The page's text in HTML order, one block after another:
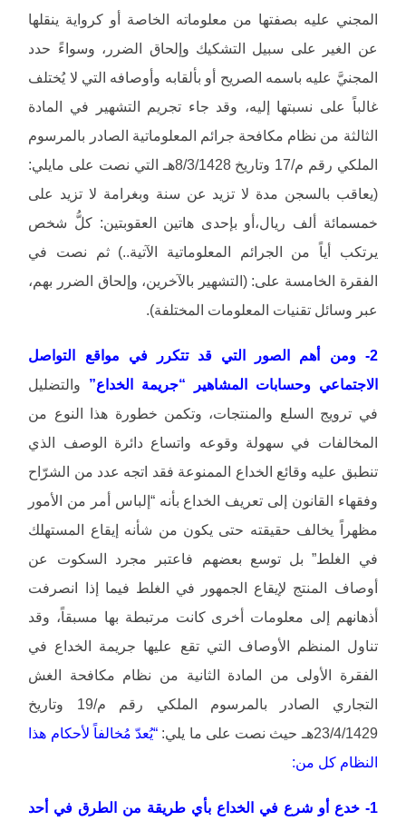
المجني عليه بصفتها من معلوماته الخاصة أو كرواية ينقلها
عن الغير على سبيل التشكيك وإلحاق الضرر، وسواءً حدد
المجنيَّ عليه باسمه الصريح أو بألقابه وأوصافه التي لا يُختلف
غالباً على نسبتها إليه، وقد جاء تجريم التشهير في المادة
الثالثة من نظام مكافحة جرائم المعلوماتية الصادر بالمرسوم
الملكي رقم م/17 وتاريخ 8/3/1428هـ التي نصت على مايلي:
(يعاقب بالسجن مدة لا تزيد عن سنة وبغرامة لا تزيد على
خمسمائة ألف ريال،أو بإحدى هاتين العقوبتين: كلُّ شخص
يرتكب أياً من الجرائم المعلوماتية الآتية..) ثم نصت في
الفقرة الخامسة على: (التشهير بالآخرين، وإلحاق الضرر بهم،
عبر وسائل تقنيات المعلومات المختلفة).
2- ومن أهم الصور التي قد تتكرر في مواقع التواصل
الاجتماعي وحسابات المشاهير “جريمة الخداع”
والتضليل
في ترويج السلع والمنتجات، وتكمن خطورة هذا النوع من
المخالفات في سهولة وقوعه واتساع دائرة الوصف الذي
تنطبق عليه وقائع الخداع الممنوعة فقد اتجه عدد من الشرّاح
وفقهاء القانون إلى تعريف الخداع بأنه “إلباس أمر من الأمور
مظهراً يخالف حقيقته حتى يكون من شأنه إيقاع المستهلك
في الغلط” بل توسع بعضهم فاعتبر مجرد السكوت عن
أوصاف المنتج لإيقاع الجمهور في الغلط فيما إذا انصرفت
أذهانهم إلى معلومات أخرى كانت مرتبطة بها مسبقاً، وقد
تناول المنظم الأوصاف التي تقع عليها جريمة الخداع في
الفقرة الأولى من المادة الثانية من نظام مكافحة الغش
التجاري الصادر بالمرسوم الملكي رقم م/19 وتاريخ
23/4/1429هـ حيث نصت على ما يلي:
“يُعدّ مُخالفاً لأحكام هذا
النظام كل من:
1- خدع أو شرع في الخداع بأي طريقة من الطرق في أحد